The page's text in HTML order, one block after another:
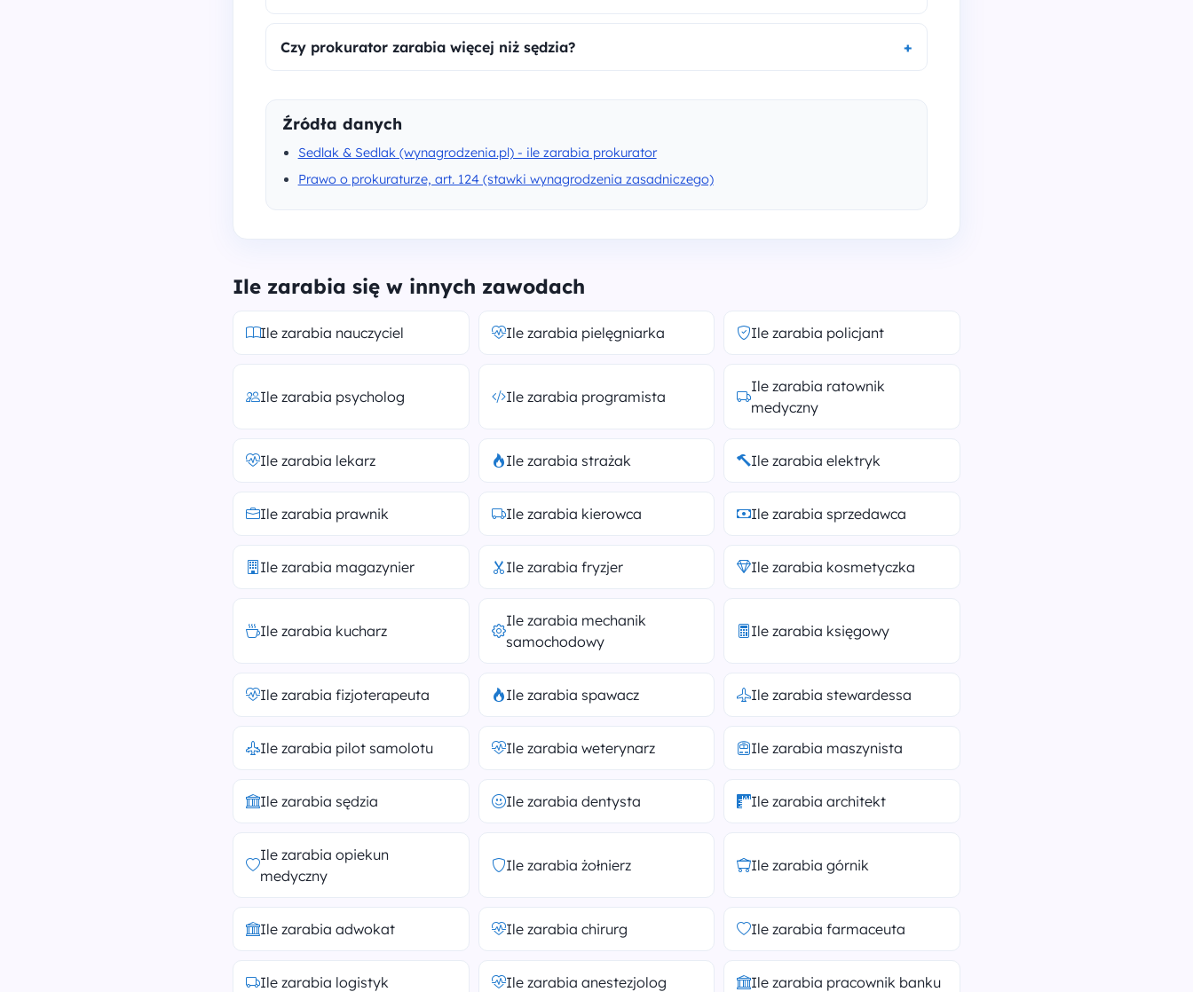
Czy prokurator zarabia więcej niż sędzia?
Źródła danych
Sedlak & Sedlak (wynagrodzenia.pl) - ile zarabia prokurator
Prawo o prokuraturze, art. 124 (stawki wynagrodzenia zasadniczego)
Ile zarabia się w innych zawodach
Ile zarabia nauczyciel Ile zarabia pielęgniarka Ile zarabia policjant
Ile zarabia psycholog Ile zarabia programista
Ile zarabia ratownik
medyczny
Ile zarabia lekarz Ile zarabia strażak Ile zarabia elektryk
Ile zarabia prawnik Ile zarabia kierowca Ile zarabia sprzedawca
Ile zarabia magazynier Ile zarabia fryzjer Ile zarabia kosmetyczka
Ile zarabia kucharz
Ile zarabia mechanik
samochodowy
Ile zarabia księgowy
Ile zarabia fizjoterapeuta Ile zarabia spawacz Ile zarabia stewardessa
Ile zarabia pilot samolotu Ile zarabia weterynarz Ile zarabia maszynista
Ile zarabia sędzia Ile zarabia dentysta Ile zarabia architekt
Ile zarabia opiekun
medyczny
Ile zarabia żołnierz Ile zarabia górnik
Ile zarabia adwokat Ile zarabia chirurg Ile zarabia farmaceuta
Ile zarabia logistyk Ile zarabia anestezjolog Ile zarabia pracownik banku